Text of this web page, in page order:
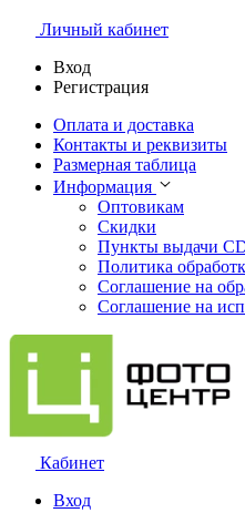
Личный кабинет
Вход
Регистрация
Оплата и доставка
Контакты и реквизиты
Размерная таблица
Информация
Оптовикам
Скидки
Пункты выдачи
Политика
Соглашение на
Соглашение на
Кабинет
Вход